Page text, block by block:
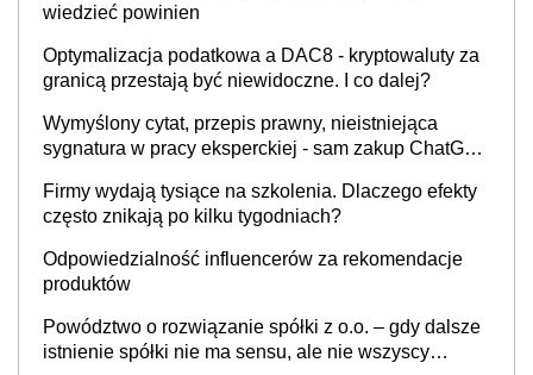
wiedzieć powinien
Optymalizacja podatkowa a DAC8 - kryptowaluty za
granicą przestają być niewidoczne. I co dalej?
Wymyślony cytat, przepis prawny, nieistniejąca
sygnatura w pracy eksperckiej - sam zakup ChatGPT
Firmy wydają tysiące na szkolenia. Dlaczego efekty
często znikają po kilku tygodniach?
Odpowiedzialność influencerów za rekomendacje
produktów
Powództwo o rozwiązanie spółki z o.o. – gdy dalsze
istnienie spółki nie ma sensu, ale nie wszyscy